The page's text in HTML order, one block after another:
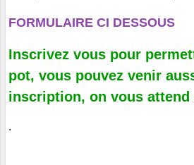
FORMULAIRE CI DESSOUS
Inscrivez vous pour
pot, vous pouvez venir
inscription, on vous attend
.